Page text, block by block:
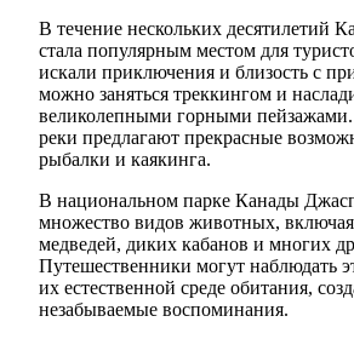
В течение нескольких десятилетий
стала популярным местом для
искали приключения и близость с
можно заняться треккингом и
великолепными горными
реки предлагают прекрасные
рыбалки и каякинга.
В национальном парке Канады
множество видов животных, включая
медведей, диких кабанов и многих
Путешественники могут наблюдать
их естественной среде обитания,
незабываемые воспоминания.